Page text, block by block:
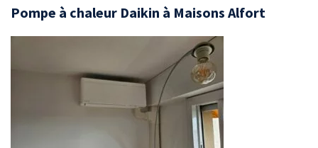
Pompe à chaleur Daikin à Maisons Alfort